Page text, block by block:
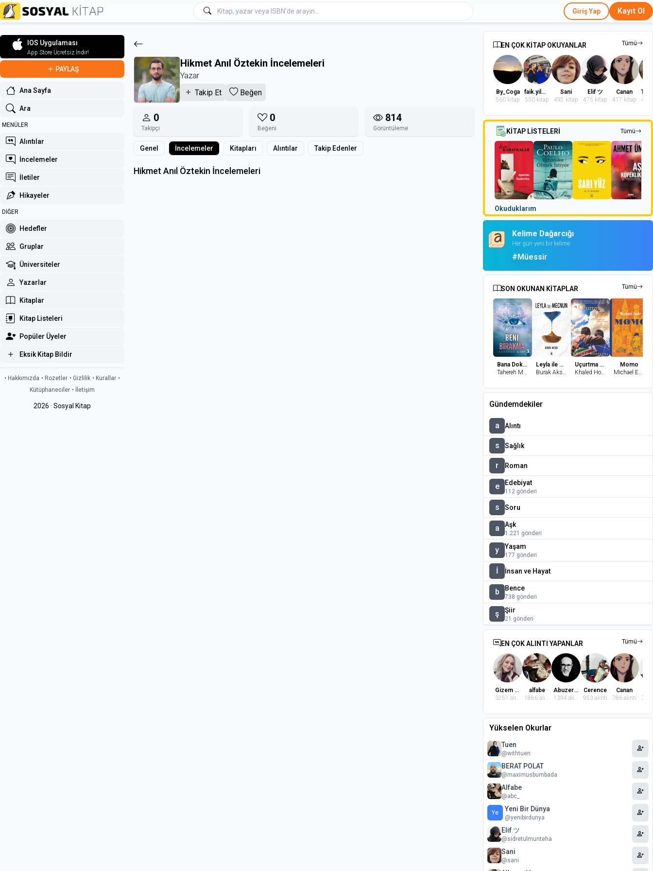
Giriş Yap Kayıt Ol
IOS Uygulaması
App Store Ücretsiz İndir!
PAYLAŞ
Ana Sayfa
Ara
MENÜLER
Alıntılar
İncelemeler
İletiler
Hikayeler
DİĞER
Hedefler
Gruplar
Üniversiteler
Yazarlar
Kitaplar
Kitap Listeleri
Popüler Üyeler
Eksik Kitap Bildir
• Hakkımızda • Rozetler • Gizlilik • Kurallar •
Kütüphaneciler • İletişim
2026 · Sosyal Kitap
Hikmet Anıl Öztekin İncelemeleri
Yazar
Takip Et
Beğen
0
Takipçi
0
Beğeni
814
Görüntüleme
Genel İncelemeler Kitapları Alıntılar Takip Edenler
Hikmet Anıl Öztekin İncelemeleri
EN ÇOK KİTAP OKUYANLAR Tümü
By_Coga
560 kitap
faik.yilmaz.9
550 kitap
Sani
492 kitap
Elif ツ
475 kitap
Canan
417 kitap
402
KİTAP LİSTELERİ Tümü
Okuduklarım
Kelime Dağarcığı
Her gün yeni bir kelime
#Müessir
SON OKUNAN KİTAPLAR Tümü
Bana Dokunma 2-Beni Bırakma
Tahereh Mafi
Leyla ile Mecnun
Burak Aksak
Uçurtma Avcısı
Khaled Hosseini
Momo
Michael Ende
Gündemdekiler
a Alıntı
s Sağlık
r Roman
e Edebiyat
112 gönderi
s Soru
a Aşk
1.221 gönderi
y Yaşam
177 gönderi
İ İnsan ve Hayat
b Bence
738 gönderi
ş Şiir
21 gönderi
EN ÇOK ALINTI YAPANLAR Tümü
Gizem Dindaroğlu
3251 alıntı
alfabe
1886 alıntı
Abuzer Badem
1394 alıntı
Cerence
953 alıntı
Canan
786 alıntı
772
Yükselen Okurlar
Tuen
@withtuen person_add
BERAT POLAT
@maximusbumbada person_add
Alfabe
@abc_ person_add
Ye Yeni Bir Dünya
@yenibirdunya person_add
Elif ツ
@sidretulmunteha person_add
Sani
@sani person_add